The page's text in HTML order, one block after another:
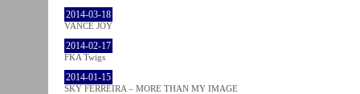
2014-03-18
VANCE JOY
2014-02-17
FKA Twigs
2014-01-15
SKY FERREIRA – MORE THAN MY IMAGE